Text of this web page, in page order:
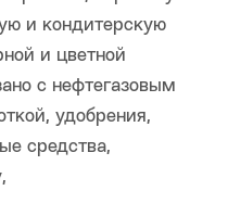
и кондитерскую
и цветной
с нефтегазовым
удобрения,
средства,